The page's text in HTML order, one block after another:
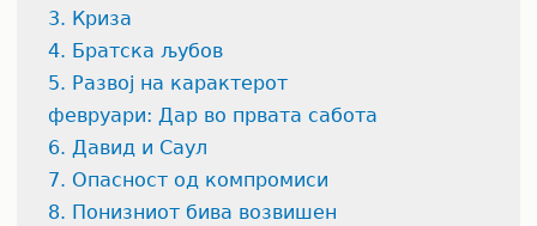
3. Криза
4. Братска љубов
5. Развој на карактерот
февруари: Дар во првата сабота
6. Давид и Саул
7. Опасност од компромиси
8. Понизниот бива возвишен